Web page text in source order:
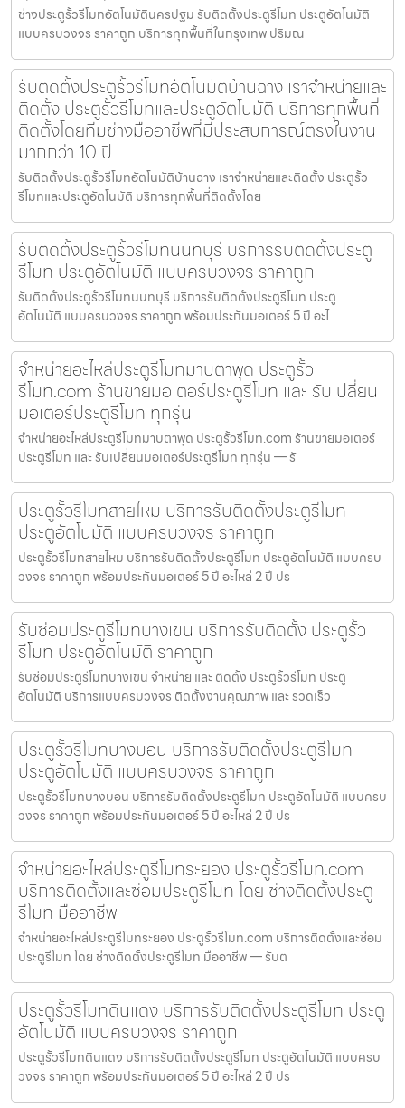
ช่างประตูรั้วรีโมทอัตโนมัตินครปฐม รับติดตั้งประตูรีโมท ประตูอัตโนมัติ
แบบครบวงจร ราคาถูก บริการทุกพื้นที่ในกรุงเทพ ปริมณ
รับติดตั้งประตูรั้วรีโมทอัตโนมัติบ้านฉาง เราจำหน่ายและ
ติดตั้ง ประตูรั้วรีโมทและประตูอัตโนมัติ บริการทุกพื้นที่
ติดตั้งโดยทีมช่างมืออาชีพที่มีประสบการณ์ตรงในงาน
มากกว่า 10 ปี
รับติดตั้งประตูรั้วรีโมทอัตโนมัติบ้านฉาง เราจำหน่ายและติดตั้ง ประตูรั้ว
รีโมทและประตูอัตโนมัติ บริการทุกพื้นที่ติดตั้งโดย
รับติดตั้งประตูรั้วรีโมทนนทบุรี บริการรับติดตั้งประตู
รีโมท ประตูอัตโนมัติ แบบครบวงจร ราคาถูก
รับติดตั้งประตูรั้วรีโมทนนทบุรี บริการรับติดตั้งประตูรีโมท ประตู
อัตโนมัติ แบบครบวงจร ราคาถูก พร้อมประกันมอเตอร์ 5 ปี อะไ
จำหน่ายอะไหล่ประตูรีโมทมาบตาพุด ประตูรั้ว
รีโมท.com ร้านขายมอเตอร์ประตูรีโมท และ รับเปลี่ยน
มอเตอร์ประตูรีโมท ทุกรุ่น
จำหน่ายอะไหล่ประตูรีโมทมาบตาพุด ประตูรั้วรีโมท.com ร้านขายมอเตอร์
ประตูรีโมท และ รับเปลี่ยนมอเตอร์ประตูรีโมท ทุกรุ่น — รั
ประตูรั้วรีโมทสายไหม บริการรับติดตั้งประตูรีโมท
ประตูอัตโนมัติ แบบครบวงจร ราคาถูก
ประตูรั้วรีโมทสายไหม บริการรับติดตั้งประตูรีโมท ประตูอัตโนมัติ แบบครบ
วงจร ราคาถูก พร้อมประกันมอเตอร์ 5 ปี อะไหล่ 2 ปี ปร
รับซ่อมประตูรีโมทบางเขน บริการรับติดตั้ง ประตูรั้ว
รีโมท ประตูอัตโนมัติ ราคาถูก
รับซ่อมประตูรีโมทบางเขน จำหน่าย และ ติดตั้ง ประตูรั้วรีโมท ประตู
อัตโนมัติ บริการแบบครบวงจร ติดตั้งงานคุณภาพ และ รวดเร็ว
ประตูรั้วรีโมทบางบอน บริการรับติดตั้งประตูรีโมท
ประตูอัตโนมัติ แบบครบวงจร ราคาถูก
ประตูรั้วรีโมทบางบอน บริการรับติดตั้งประตูรีโมท ประตูอัตโนมัติ แบบครบ
วงจร ราคาถูก พร้อมประกันมอเตอร์ 5 ปี อะไหล่ 2 ปี ปร
จำหน่ายอะไหล่ประตูรีโมทระยอง ประตูรั้วรีโมท.com
บริการติดตั้งและซ่อมประตูรีโมท โดย ช่างติดตั้งประตู
รีโมท มืออาชีพ
จำหน่ายอะไหล่ประตูรีโมทระยอง ประตูรั้วรีโมท.com บริการติดตั้งและซ่อม
ประตูรีโมท โดย ช่างติดตั้งประตูรีโมท มืออาชีพ — รับต
ประตูรั้วรีโมทดินแดง บริการรับติดตั้งประตูรีโมท ประตู
อัตโนมัติ แบบครบวงจร ราคาถูก
ประตูรั้วรีโมทดินแดง บริการรับติดตั้งประตูรีโมท ประตูอัตโนมัติ แบบครบ
วงจร ราคาถูก พร้อมประกันมอเตอร์ 5 ปี อะไหล่ 2 ปี ปร